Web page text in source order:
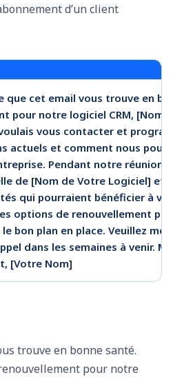
d’un client
que cet email vous trouve en
pour notre logiciel CRM, [Nom
vous contacter et
actuels et comment nous
Pendant notre réunion,
de [Nom de Votre Logiciel] et
qui pourraient bénéficier à
options de renouvellement
bon plan en place. Veuillez
dans les semaines à venir.
[Votre Nom]
trouve en bonne santé.
pour notre